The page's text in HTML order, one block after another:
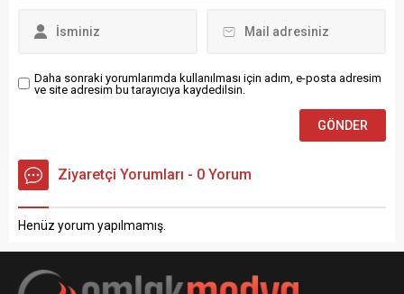
Daha sonraki yorumlarımda kullanılması için adım, e-posta adresim
ve site adresim bu tarayıcıya kaydedilsin.
Ziyaretçi Yorumları - 0 Yorum
Henüz yorum yapılmamış.